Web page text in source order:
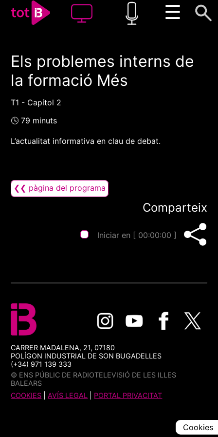
☰
00:00 00:00
1x
Els problemes interns de
la formació Més
T1 - Capítol 2
🕓 79 minuts
L’actualitat informativa en clau de debat.
❮❮ pàgina del programa
Comparteix
Iniciar en [ 00:00:00 ]
CARRER MADALENA, 21, 07180
POLÍGON INDUSTRIAL DE SON BUGADELLES
(+34) 971 139 333
© ENS PÚBLIC DE RADIOTELEVISIÓ DE LES ILLES
BALEARS
COOKIES |AVÍS LEGAL PORTAL PRIVACITAT
Cookies